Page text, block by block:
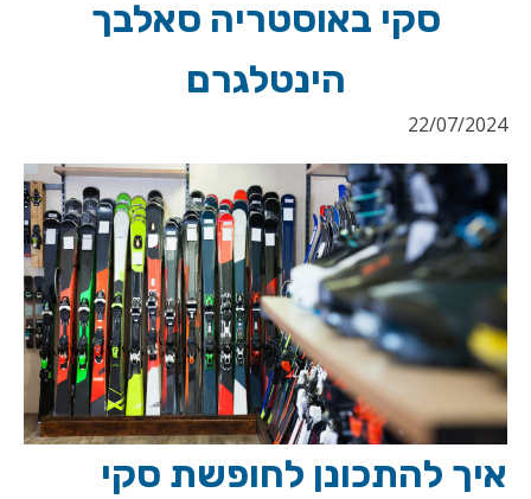
סקי באוסטריה סאלבך
הינטלגרם
22/07/2024
איך להתכונן לחופשת סקי